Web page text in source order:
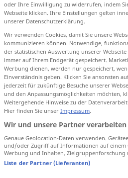
antippen)
oder Ihre Einwilligung zu widerrufen, indem
Webseite klicken. Ihre Einstellungen gelten
unserer Datenschutzerklärung.
Wir verwenden Cookies, damit Sie unsere
kommunizieren können. Notwendige,
der statistischen Auswertung unserer
immer auf Ihrem Endgerät gespeichert.
Werbung dienen, werden nur gespeichert,
Einverständnis geben. Klicken Sie ansonsten
jederzeit für zukünftige Besuche unserer
und den Anpassungsmöglichkeiten möchten,
Weitergehende Hinweise zu der
Hier finden Sie unser Impressum.
Wir und unsere Partner
Genaue Geolocation-Daten verwenden.
und/oder Zugriff auf Informationen auf einem
Werbung und Inhalten, Zielgruppenforschung
Liste der Partner (Lieferanten)